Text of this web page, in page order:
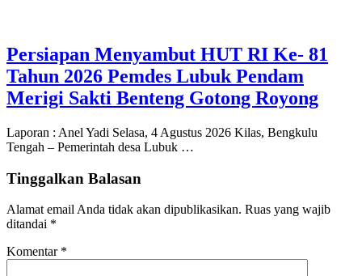
Persiapan Menyambut HUT RI Ke- 81
Tahun 2026 Pemdes Lubuk Pendam
Merigi Sakti Benteng Gotong Royong
Laporan : Anel Yadi Selasa, 4 Agustus 2026 Kilas, Bengkulu
Tengah – Pemerintah desa Lubuk …
Tinggalkan Balasan
Alamat email Anda tidak akan dipublikasikan. Ruas yang wajib
ditandai *
Komentar *